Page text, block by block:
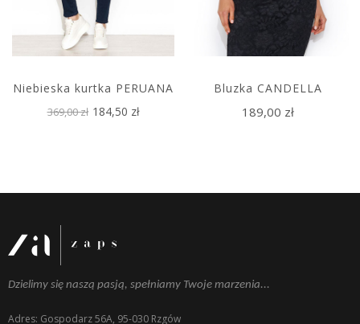
Niebieska kurtka PERUANA
369,00 zł 184,50 zł
Bluzka CANDELLA
189,00 zł
Dzielimy się naszą pasją, spełniamy Twoje marzenia...
Adres: Gospodarz 56A, 95-030 Rzgów